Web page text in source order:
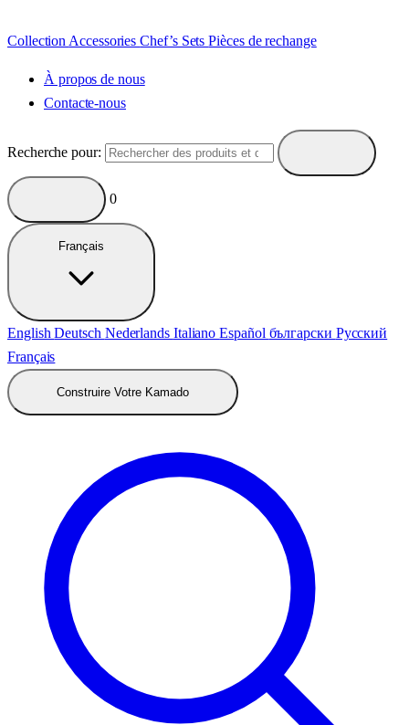
Collection AccessoriesChef’s SetsPièces de rechange
À propos de nous
Contacte-nous
Recherche pour:
0
Français
EnglishDeutsch Nederlands ItalianoEspañol български Русский
Français
Construire Votre Kamado